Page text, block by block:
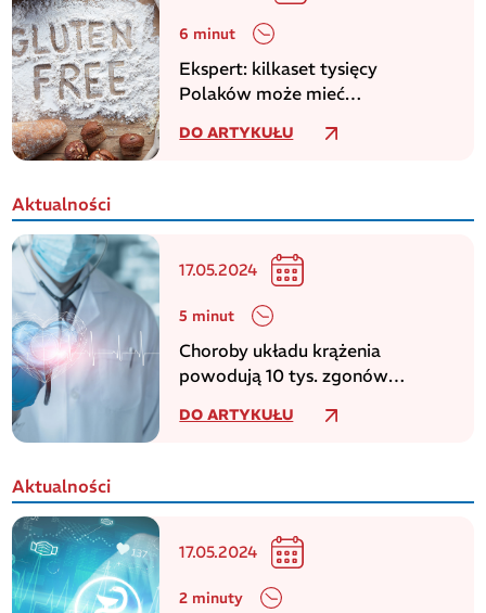
6 minut
Ekspert: kilkaset tysięcy
Polaków może mieć
DO ARTYKUŁU
Aktualności
17.05.2024
5 minut
Choroby układu krążenia
powodują 10 tys. zgonów
WHO
DO ARTYKUŁU
Aktualności
17.05.2024
2 minuty